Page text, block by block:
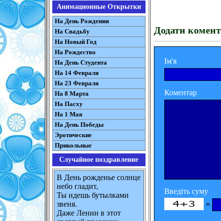
Анимационные Открытки
На День Рождения
На Свадьбу
На Новый Год
На Рождество
На День Студента
На 14 Февраля
На 23 Февраля
На 8 Марта
На Пасху
На 1 Мая
На День Победы
Эротические
Прикольные
Случайное поздравление
В День рожденье солнце
небо гладит,
Ты идешь бутылками
звеня.
Даже Ленин в этот
Додати
Ім'я
Коментар
Введіть суму
=